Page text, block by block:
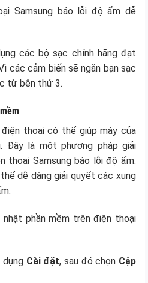
Samsung báo lỗi độ ẩm dễ
các bộ sạc chính hãng đạt
các cảm biến sẽ ngăn bạn sạc
từ bên thứ 3.
thoại có thể giúp máy của
Đây là một phương pháp giải
thoại Samsung báo lỗi độ ẩm.
dễ dàng giải quyết các xung
phần mềm trên điện thoại
Cài đặt, sau đó chọn Cập